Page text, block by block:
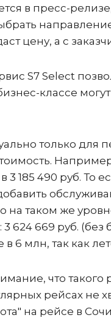
в пресс-
цену, а с
S7 Select
классе
только для
3 185 490 руб. То
на таком же
624 669 руб. (без
в 6 млн, так как
что
рейсах не
на рейсе в